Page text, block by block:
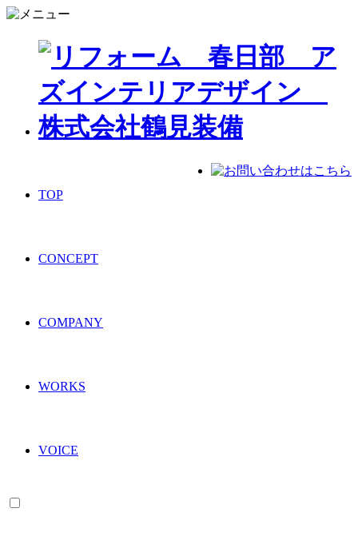
TOP
CONCEPT
COMPANY
WORKS
VOICE